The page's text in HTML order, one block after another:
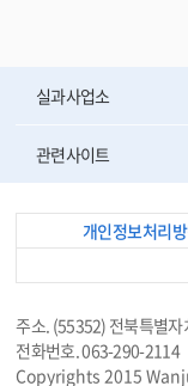
실과사업소
관련사이트
개인정보처리
주소. (55352) 전북특별자
전화번호. 063-290-2114
Copyrights 2015